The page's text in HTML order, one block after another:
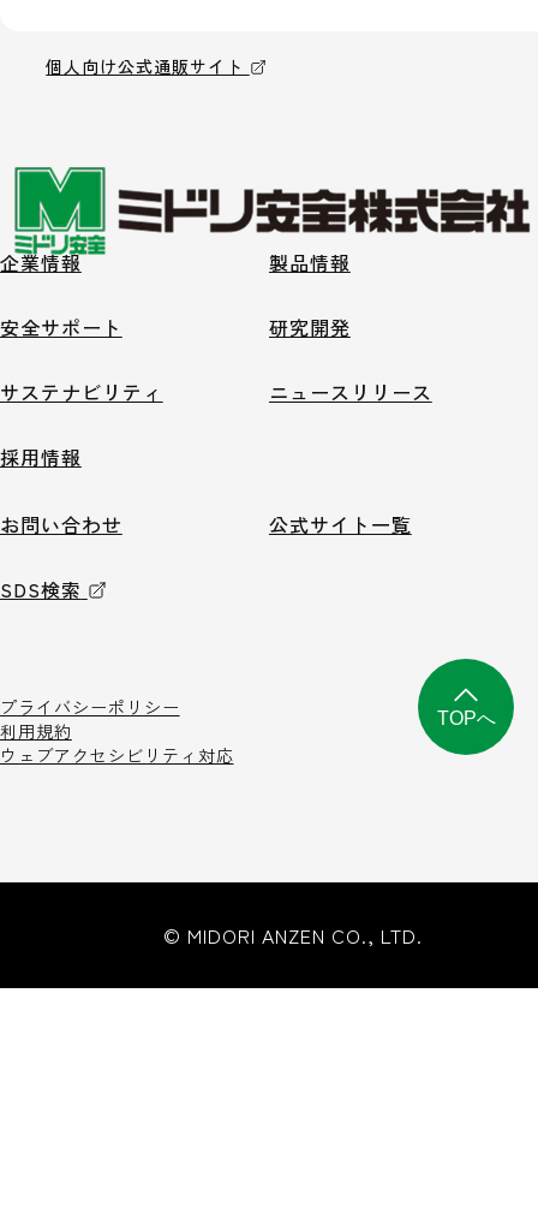
個人向け公式通販サイト
企業情報 製品情報
安全サポート 研究開発
サステナビリティ ニュースリリース
採用情報
お問い合わせ 公式サイト一覧
SDS検索
プライバシーポリシー
利用規約
ウェブアクセシビリティ対応
© MIDORI ANZEN CO., LTD.
TOPへ